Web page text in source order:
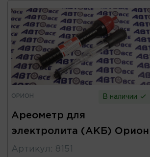
ОРИОН В наличии
Ареометр для
электролита (АКБ) Орион
Артикул : 8151